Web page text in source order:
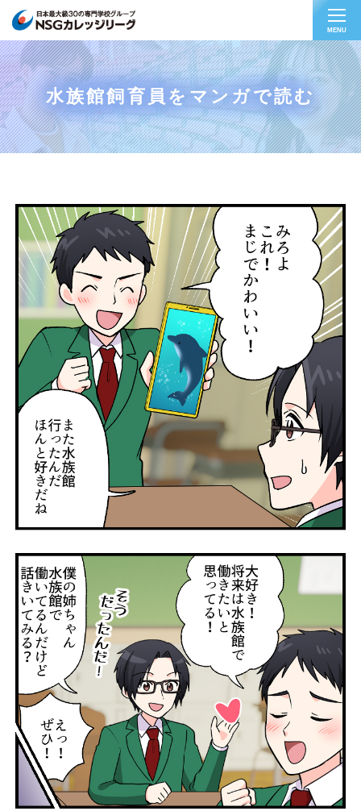
MENU
水族館飼育員をマンガで読む